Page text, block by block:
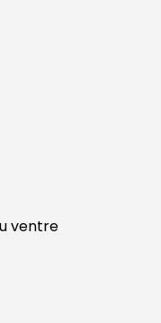
ventre